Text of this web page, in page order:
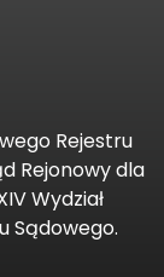
Rejestru
Rejonowy dla
Wydział
Sądowego.